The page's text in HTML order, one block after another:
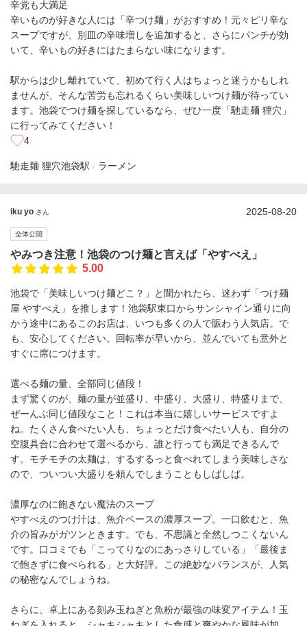
辛党も大満足
辛いものが好きな人には「辛つけ麺」がおすすめ！元々ピリ辛な
スープですが、別皿の辛味増しを追加すると、さらにパンチが効
いて、辛いもの好きにはたまらない味になります。
駅からは少し離れていて、初めて行く人はちょっと迷うかもしれ
ませんが、そんな苦労も忘れるくらい美味しいつけ麺が待ってい
ます。池袋でつけ麺を探しているなら、ぜひ一度「馳走麺 狸穴」
に行ってみてください！
4
馳走麺 狸穴池袋駅 ラーメン
iku yo さん 2025-08-20
全体公開
やみつき注意！池袋のつけ麺と言えば「やすべえ」
5.00
池袋で「美味しいつけ麺どこ？」と聞かれたら、迷わず「つけ麺
屋 やすべえ」を推します！池袋駅東口からサンシャイン通りに向
かう途中にあるこのお店は、いつも多くの人で賑わう人気店。で
も、安心してください。回転率が早いから、並んでいても意外と
すぐに席につけます。
選べる麺の量、全部同じ値段！
まず驚くのが、麺の量が並盛り、中盛り、大盛り、特盛りまで、
ぜーんぶ同じ値段なこと！これは本当に嬉しいサービスですよ
ね。たくさん食べたい人も、ちょっとだけ食べたい人も、自分の
空腹具合に合わせて選べるから、誰と行っても満足できるんで
す。モチモチの太麺は、するするっと食べれてしまう美味しさな
ので、ついつい大盛りを頼んでしまうこともしばしば。
濃厚なのに飽きない魔法のスープ
やすべえのつけ汁は、魚介ベースの濃厚スープ。一口飲むと、魚
介の旨みがガツンときます。でも、不思議と全然しつこくないん
です。口コミでも「こってりなのにあっさりしている」「最後ま
で飽きずに食べられる」と大好評。この絶妙なバランスが、人気
の秘密なんでしょうね。
さらに、卓上にある刻み玉ねぎと魚粉が最強の味変アイテム！玉